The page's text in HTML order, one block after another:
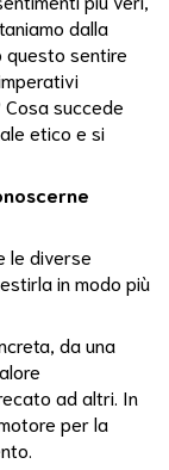
dalla
questo sentire
succede
etico e si
le diverse
in modo più
da una
ad altri. In
per la